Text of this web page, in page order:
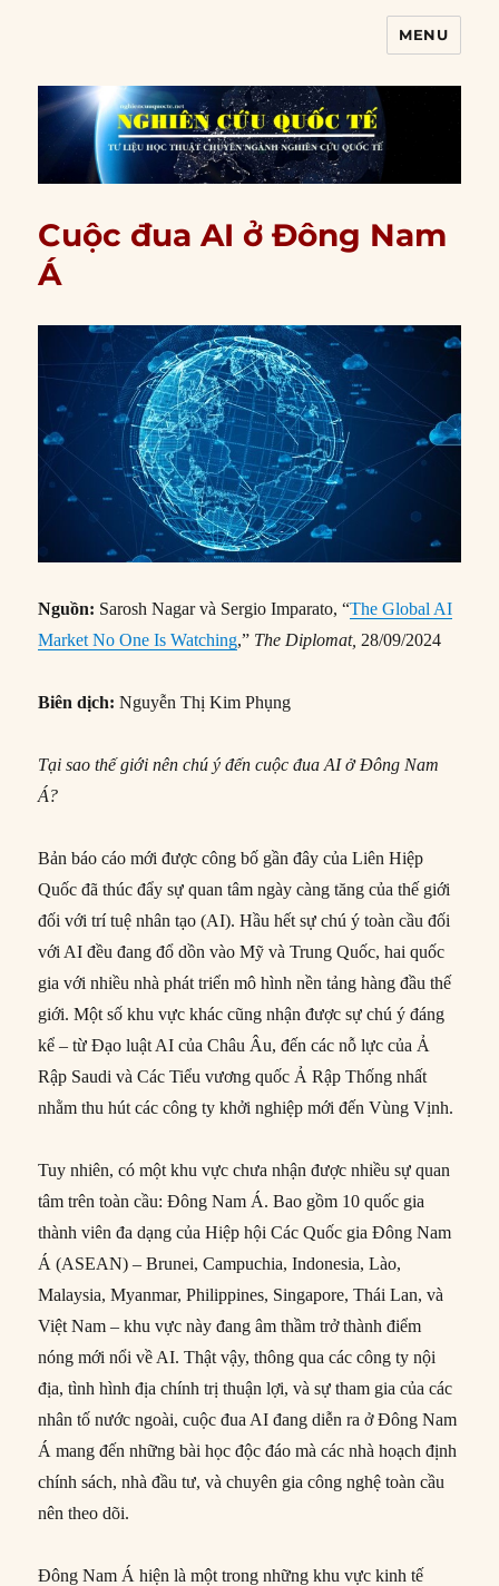
MENU
Cuộc đua AI ở Đông Nam
Á
Nguồn: Sarosh Nagar và Sergio Imparato, “The Global AI
Market No One Is Watching,” The Diplomat, 28/09/2024
Biên dịch: Nguyễn Thị Kim Phụng
Tại sao thế giới nên chú ý đến cuộc đua AI ở Đông Nam
Á?
Bản báo cáo mới được công bố gần đây của Liên Hiệp
Quốc đã thúc đẩy sự quan tâm ngày càng tăng của thế giới
đối với trí tuệ nhân tạo (AI). Hầu hết sự chú ý toàn cầu đối
với AI đều đang đổ dồn vào Mỹ và Trung Quốc, hai quốc
gia với nhiều nhà phát triển mô hình nền tảng hàng đầu thế
giới. Một số khu vực khác cũng nhận được sự chú ý đáng
kể – từ Đạo luật AI của Châu Âu, đến các nỗ lực của Ả
Rập Saudi và Các Tiểu vương quốc Ả Rập Thống nhất
nhằm thu hút các công ty khởi nghiệp mới đến Vùng Vịnh.
Tuy nhiên, có một khu vực chưa nhận được nhiều sự quan
tâm trên toàn cầu: Đông Nam Á. Bao gồm 10 quốc gia
thành viên đa dạng của Hiệp hội Các Quốc gia Đông Nam
Á (ASEAN) – Brunei, Campuchia, Indonesia, Lào,
Malaysia, Myanmar, Philippines, Singapore, Thái Lan, và
Việt Nam – khu vực này đang âm thầm trở thành điểm
nóng mới nổi về AI. Thật vậy, thông qua các công ty nội
địa, tình hình địa chính trị thuận lợi, và sự tham gia của các
nhân tố nước ngoài, cuộc đua AI đang diễn ra ở Đông Nam
Á mang đến những bài học độc đáo mà các nhà hoạch định
chính sách, nhà đầu tư, và chuyên gia công nghệ toàn cầu
nên theo dõi.
Đông Nam Á hiện là một trong những khu vực kinh tế